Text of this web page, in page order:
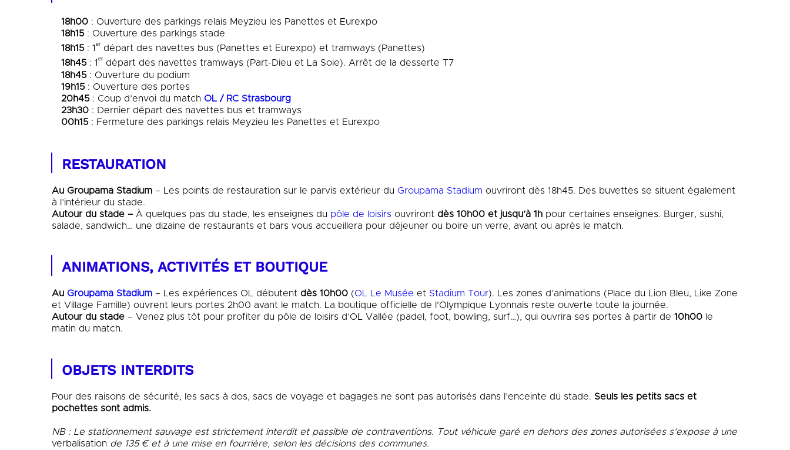
18h00 : Ouverture des parkings relais Meyzieu les Panettes et Eurexpo
18h15: Ouverture des parkings stade
18h15: 1 ᵉʳ départ des navettes bus (Panettes et Eurexpo) et tramways (Panettes)
18h45: 1 ᵉʳ départ des navettes tramways (Part-Dieu et La Soie). Arrêt de la desserte T7
18h45 : Ouverture du podium
19h15: Ouverture des portes
20h45: Coup d’envoi du match OL / RC Strasbourg
23h30 : Dernier départ des navettes bus et tramways
00h15 : Fermeture des parkings relais Meyzieu les Panettes et Eurexpo
RESTAURATION
Au Groupama Stadium – Les points de restauration sur le parvis extérieur du Groupama Stadium ouvriront dès 18h45. Des buvettes se situent également
à l’intérieur du stade.
Autour du stade – À quelques pas du stade, les enseignes du pôle de loisirs ouvriront dès 10h00 et jusqu’à 1h pour certaines enseignes. Burger, sushi,
salade, sandwich… une dizaine de restaurants et bars vous accueillera pour déjeuner ou boire un verre, avant ou après le match.
ANIMATIONS, ACTIVITÉS ET BOUTIQUE
Au Groupama Stadium – Les expériences OL débutent dès 10h00 (OL Le Musée et Stadium Tour). Les zones d’animations (Place du Lion Bleu, Like Zone
et Village Famille) ouvrent leurs portes 2h00 avant le match. La boutique officielle de l’Olympique Lyonnais reste ouverte toute la journée.
Autour du stade – Venez plus tôt pour profiter du pôle de loisirs d’OL Vallée (padel, foot, bowling, surf…), qui ouvrira ses portes à partir de 10h00 le
matin du match.
OBJETS INTERDITS
Pour des raisons de sécurité, les sacs à dos, sacs de voyage et bagages ne sont pas autorisés dans l’enceinte du stade. Seuls les petits sacs et
pochettes sont admis.
NB : Le stationnement sauvage est strictement interdit et passible de contraventions. Tout véhicule garé en dehors des zones autorisées s’expose à une
verbalisation de 135 € et à une mise en fourrière, selon les décisions des communes.